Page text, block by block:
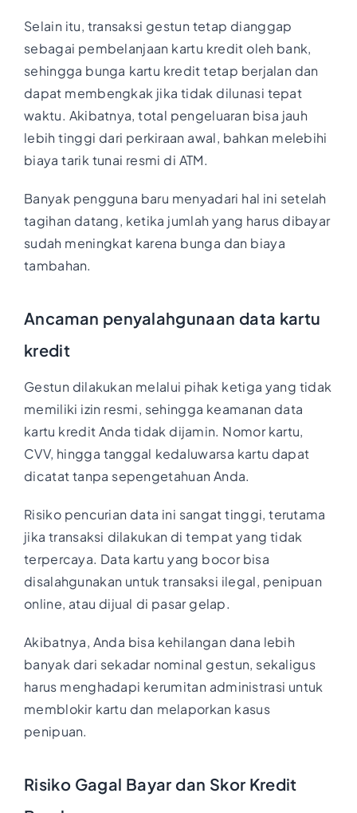
Selain itu, transaksi gestun tetap dianggap
sebagai pembelanjaan kartu kredit oleh bank,
sehingga bunga kartu kredit tetap berjalan dan
dapat membengkak jika tidak dilunasi tepat
waktu. Akibatnya, total pengeluaran bisa jauh
lebih tinggi dari perkiraan awal, bahkan melebihi
biaya tarik tunai resmi di ATM.
Banyak pengguna baru menyadari hal ini setelah
tagihan datang, ketika jumlah yang harus dibayar
sudah meningkat karena bunga dan biaya
tambahan.
Ancaman penyalahgunaan data kartu
kredit
Gestun dilakukan melalui pihak ketiga yang tidak
memiliki izin resmi, sehingga keamanan data
kartu kredit Anda tidak dijamin. Nomor kartu,
CVV, hingga tanggal kedaluwarsa kartu dapat
dicatat tanpa sepengetahuan Anda.
Risiko pencurian data ini sangat tinggi, terutama
jika transaksi dilakukan di tempat yang tidak
terpercaya. Data kartu yang bocor bisa
disalahgunakan untuk transaksi ilegal, penipuan
online, atau dijual di pasar gelap.
Akibatnya, Anda bisa kehilangan dana lebih
banyak dari sekadar nominal gestun, sekaligus
harus menghadapi kerumitan administrasi untuk
memblokir kartu dan melaporkan kasus
penipuan.
Risiko Gagal Bayar dan Skor Kredit